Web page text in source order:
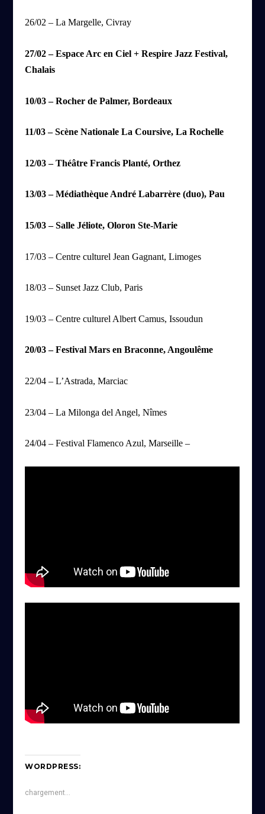
26/02 – La Margelle, Civray
27/02 – Espace Arc en Ciel + Respire Jazz Festival,
Chalais
10/03 – Rocher de Palmer, Bordeaux
11/03 – Scène Nationale La Coursive, La Rochelle
12/03 – Théâtre Francis Planté, Orthez
13/03 – Médiathèque André Labarrère (duo), Pau
15/03 – Salle Jéliote, Oloron Ste-Marie
17/03 – Centre culturel Jean Gagnant, Limoges
18/03 – Sunset Jazz Club, Paris
19/03 – Centre culturel Albert Camus, Issoudun
20/03 – Festival Mars en Braconne, Angoulême
22/04 – L’Astrada, Marciac
23/04 – La Milonga del Angel, Nîmes
24/04 – Festival Flamenco Azul, Marseille –
WORDPRESS:
chargement…